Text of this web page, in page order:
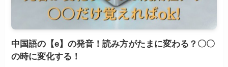
中国語の【e】の発音！読み方がたまに変わる？〇〇
の時に変化する！